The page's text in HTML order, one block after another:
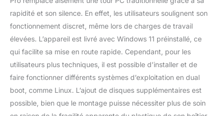
rapide. Avec des vitesses
de transfert de 2,4
Gbit/s, vous pouvez
téléchargement et de
streaming plus rapides.
La couverture complète
WIFI 6E garantit une
n'importe quel
environnement. Dans le
rapidité et son silence. En effet, les utilisateurs soulignent son
fonctionnement discret, même lors de charges de travail
élevées. L’appareil est livré avec Windows 11 préinstallé, ce
qui facilite sa mise en route rapide. Cependant, pour les
utilisateurs plus techniques, il est possible d’installer et de
faire fonctionner différents systèmes d’exploitation en dual
boot, comme Linux. L’ajout de disques supplémentaires est
possible, bien que le montage puisse nécessiter plus de soin